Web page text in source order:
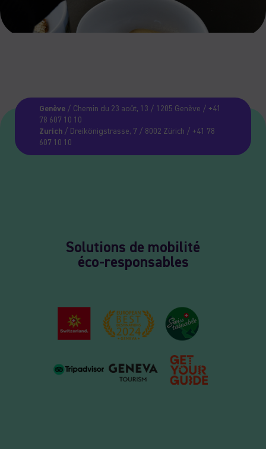
Genève/ Chemin du 23 août, 13 / 1205 Genève / +41
78 607 10 10
Zurich/ Dreikönigstrasse, 7 / 8002 Zürich / +41 78
607 10 10
Solutions de mobilité
éco-responsables